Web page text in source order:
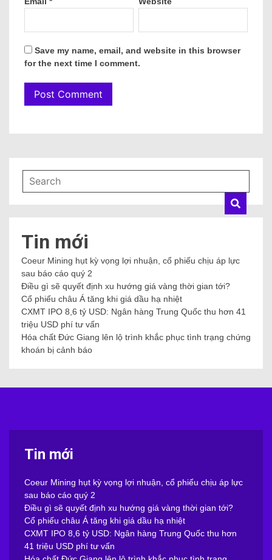
Save my name, email, and website in this browser
for the next time I comment.
Tin mới
Coeur Mining hụt kỳ vọng lợi nhuận, cổ phiếu chịu áp lực
sau báo cáo quý 2
Điều gì sẽ quyết định xu hướng giá vàng thời gian tới?
Cổ phiếu châu Á tăng khi giá dầu hạ nhiệt
CXMT IPO 8,6 tỷ USD: Ngân hàng Trung Quốc thu hơn 41
triệu USD phí tư vấn
Hóa chất Đức Giang lên lộ trình khắc phục tình trạng chứng
khoán bị cảnh báo
Tin mới
Coeur Mining hụt kỳ vọng lợi nhuận, cổ phiếu chịu áp lực
sau báo cáo quý 2
Điều gì sẽ quyết định xu hướng giá vàng thời gian tới?
Cổ phiếu châu Á tăng khi giá dầu hạ nhiệt
CXMT IPO 8,6 tỷ USD: Ngân hàng Trung Quốc thu hơn
41 triệu USD phí tư vấn